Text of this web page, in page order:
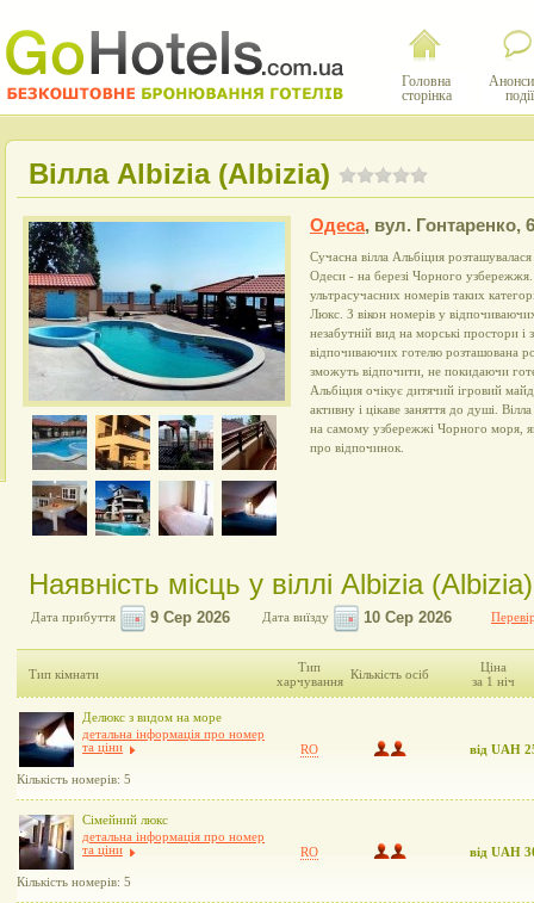
Головна
сторінка
події
Вілла Albizia (Albizia)
Одеса, вул. Гонтаренко,
Сучасна вілла Альбіция
Одеси - на березі Чорного
ультрасучасних номерів таких
Люкс. З вікон номерів у
незабутній вид на морські простори і
відпочиваючих готелю розташована
зможуть відпочити, не покидаючи
Альбіция очікує дитячий ігровий
активну і цікаве заняття до душі.
на самому узбережжі Чорного моря,
про відпочинок.
Наявність місць у віллі Albizia (Albizia)
Дата прибуття Дата виїзду
Тип кімнати
Тип
харчування Кількість осіб
Ціна
за 1 ніч
Делюкс з видом на море
детальна інформація про номер
та ціни
Кількість номерів: 5
RO від UAH
Сімейний люкс
детальна інформація про номер
та ціни
Кількість номерів: 5
RO від UAH